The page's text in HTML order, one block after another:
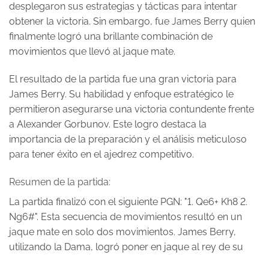
desplegaron sus estrategias y tácticas para intentar
obtener la victoria. Sin embargo, fue James Berry quien
finalmente logró una brillante combinación de
movimientos que llevó al jaque mate.
El resultado de la partida fue una gran victoria para
James Berry. Su habilidad y enfoque estratégico le
permitieron asegurarse una victoria contundente frente
a Alexander Gorbunov. Este logro destaca la
importancia de la preparación y el análisis meticuloso
para tener éxito en el ajedrez competitivo.
Resumen de la partida:
La partida finalizó con el siguiente PGN: "1. Qe6+ Kh8 2.
Ng6#". Esta secuencia de movimientos resultó en un
jaque mate en solo dos movimientos. James Berry,
utilizando la Dama, logró poner en jaque al rey de su